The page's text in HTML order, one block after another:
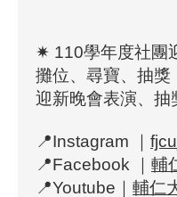
✷ 110學年度社團
攤位、尋寶、抽
迎新晚會表演、
📍Instagram ｜
📍Facebook ｜ 輔
📍Youtube｜ 輔仁